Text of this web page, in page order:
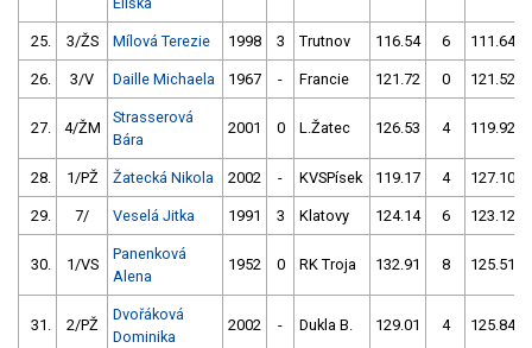
25. 3/ŽS Mílová Terezie 1998 3 Trutnov 116.54 6 111.64
26. 3/V Daille Michaela 1967 - Francie 121.72 0 121.52
27. 4/ŽM
Strasserová
Bára
2001 0 L.Žatec 126.53 4 119.92
28. 1/PŽ Žatecká Nikola 2002 - KVSPísek 119.17 4 127.10
29. 7/ Veselá Jitka 1991 3 Klatovy 124.14 6 123.12
30. 1/VS
Panenková
Alena
1952 0 RK Troja 132.91 8 125.51
31. 2/PŽ
Dvořáková
Dominika
2002 - Dukla B. 129.01 4 125.84